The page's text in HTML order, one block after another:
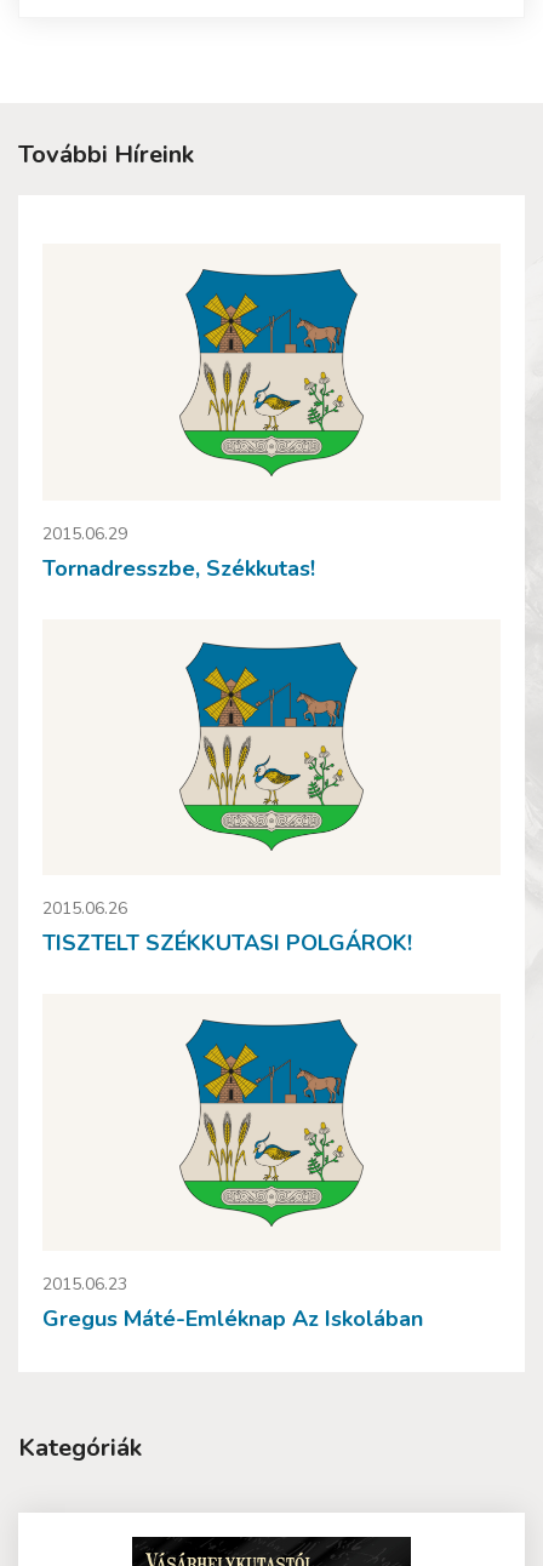
További Híreink
2015.06.29
Tornadresszbe, Székkutas!
2015.06.26
TISZTELT SZÉKKUTASI POLGÁROK!
2015.06.23
Gregus Máté-Emléknap Az Iskolában
Kategóriák